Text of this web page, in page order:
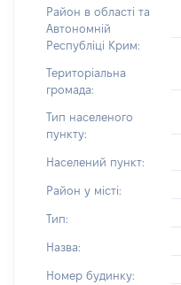
Район в області та
Автономній
Республіці Крим:
Територіальна
громада:
Тип населеного
пункту:
Населений пункт:
Район у місті:
Тип:
Назва:
Номер будинку: